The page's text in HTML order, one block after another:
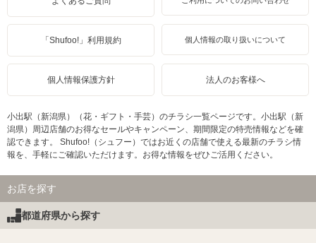
「Shufoo!」利用規約 個人情報の取り扱いについて
個人情報保護方針 法人のお客様へ
小出駅（新潟県）（花・ギフト・手芸）のチラシ一覧ページです。小出駅（新
潟県）周辺店舗のお得なセールやキャンペーン、期間限定の特売情報などを確
認できます。 Shufoo!（シュフー）ではお近くの店舗で使える最新のチラシ情
報を、手軽にご確認いただけます。お得な情報をぜひご活用ください。
お店を探す
都道府県から探す